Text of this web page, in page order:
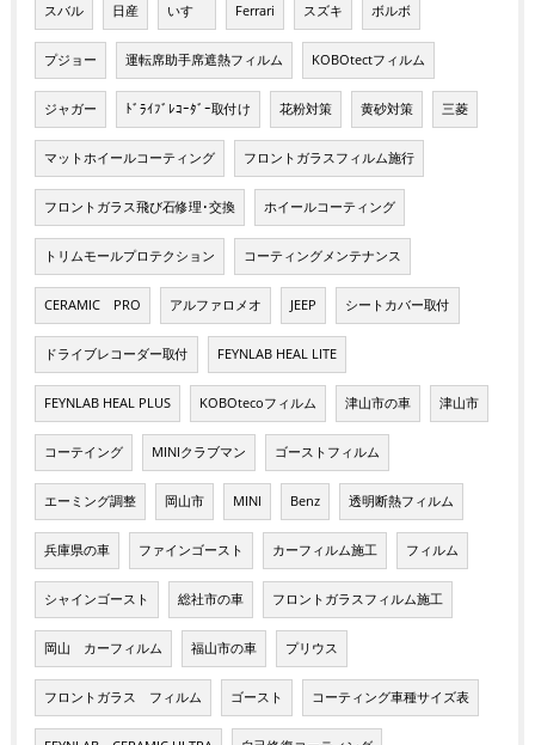
スバル 日産 いすゞ Ferrari スズキ ボルボ
プジョー 運転席助手席遮熱フィルム KOBOtectフィルム
ジャガー ﾄﾞﾗｲﾌﾞﾚｺｰﾀﾞｰ取付け 花粉対策 黄砂対策 三菱
マットホイールコーティング フロントガラスフィルム施行
フロントガラス飛び石修理･交換 ホイールコーティング
トリムモールプロテクション コーティングメンテナンス
CERAMIC PRO アルファロメオ JEEP シートカバー取付
ドライブレコーダー取付 FEYNLAB HEAL LITE
FEYNLAB HEAL PLUS KOBOtecoフィルム 津山市の車 津山市
コーテイング MINIクラブマン ゴーストフィルム
エーミング調整 岡山市 MINI Benz 透明断熱フィルム
兵庫県の車 ファインゴースト カーフィルム施工 フィルム
シャインゴースト 総社市の車 フロントガラスフィルム施工
岡山 カーフィルム 福山市の車 プリウス
フロントガラス フィルム ゴースト コーティング車種サイズ表